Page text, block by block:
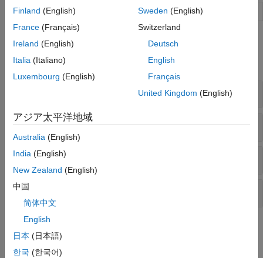
Motion Platform Motion platform
関数
すべて展開する
レンジ変換とドップラー変換
ローカル座標からグローバル座標への変換
ローカル座標演算
トピック
運動モデリング
Finland (English)
France (Français)
Ireland (English)
Italia (Italiano)
Luxembourg (English)
Sweden (English)
Switzerland
Deutsch
English
Français
United Kingdom (English)
アジア太平洋地域
Australia (English)
India (English)
New Zealand (English)
中国
简体中文
English
日本 (日本語)
한국 (한국어)